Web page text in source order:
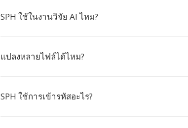
SPH ใช้ในงานวิจัย AI ไหม?
แปลงหลายไฟล์ได้ไหม?
SPH ใช้การเข้ารหัสอะไร?